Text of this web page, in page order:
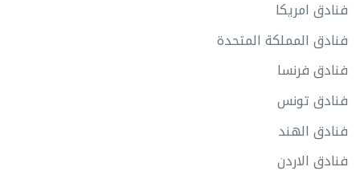
فنادق امريكا
فنادق المملكة المتحدة
فنادق فرنسا
فنادق تونس
فنادق الهند
فنادق الاردن